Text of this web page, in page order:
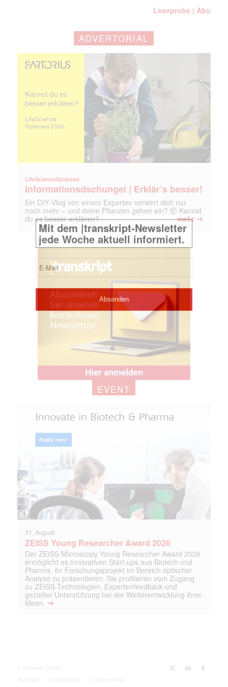
Leseprobe |Abo
ADVERTORIAL
LifeScienceXplained
Informationsdschungel | Erklär’s besser!
Ein DIY‑Vlog von einem Experten verwirrt dich nur
noch mehr – und deine Pflanzen gehen ein? 🤯 Kannst
du es besser erklären?
mehr ➔
EVENT
31. August
ZEISS Young Researcher Award 2026
Der ZEISS Microscopy Young Researcher Award 2026
ermöglicht es innovativen Start-ups aus Biotech und
Pharma, ihr Forschungsprojekt im Bereich optischer
Analyse zu präsentieren. Sie profitieren vom Zugang
zu ZEISS-Technologien, Expertenfeedback und
gezielter Unterstützung bei der Weiterentwicklung ihrer
Ideen. ➔